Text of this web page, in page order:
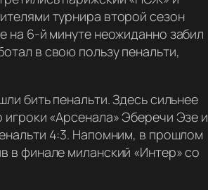
турнира второй сезон
на 6-й минуте неожиданно забил
в свою пользу пенальти,
бить пенальти. Здесь сильнее
«Арсенала» Эберечи Эзе и
4:3. Напомним, в прошлом
в финале миланский «Интер» со